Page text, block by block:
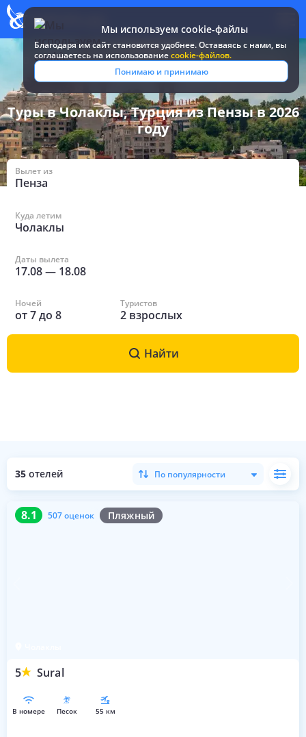
Мы используем cookie-файлы
Благодаря им сайт становится удобнее. Оставаясь c нами, вы
соглашаетесь на использованиеcookie-файлов.
Понимаю и принимаю
Все туры и путевки / Турция / в Чолаклах из Пензы
Туры в Чолаклы, Турция из Пензы в 2026
году
Вылет из
Пенза
Куда летим
Чолаклы
Даты вылета
17.08— 18.08
Ночей
от7до 8
Туристов
2 взрослых
Найти
35 отелей По популярности
8.1 507 оценок Пляжный
5 Sural
8.1 507 оценок
в номере песок 55 км